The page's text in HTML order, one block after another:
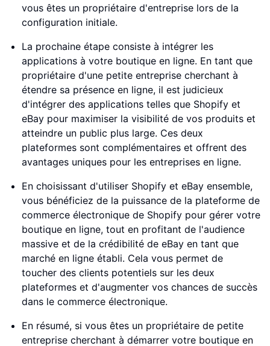
vous êtes un propriétaire d'entreprise lors de la
configuration initiale.
La prochaine étape consiste à intégrer les
applications à votre boutique en ligne. En tant que
propriétaire d'une petite entreprise cherchant à
étendre sa présence en ligne, il est judicieux
d'intégrer des applications telles que Shopify et
eBay pour maximiser la visibilité de vos produits et
atteindre un public plus large. Ces deux
plateformes sont complémentaires et offrent des
avantages uniques pour les entreprises en ligne.
En choisissant d'utiliser Shopify et eBay ensemble,
vous bénéficiez de la puissance de la plateforme de
commerce électronique de Shopify pour gérer votre
boutique en ligne, tout en profitant de l'audience
massive et de la crédibilité de eBay en tant que
marché en ligne établi. Cela vous permet de
toucher des clients potentiels sur les deux
plateformes et d'augmenter vos chances de succès
dans le commerce électronique.
En résumé, si vous êtes un propriétaire de petite
entreprise cherchant à démarrer votre boutique en